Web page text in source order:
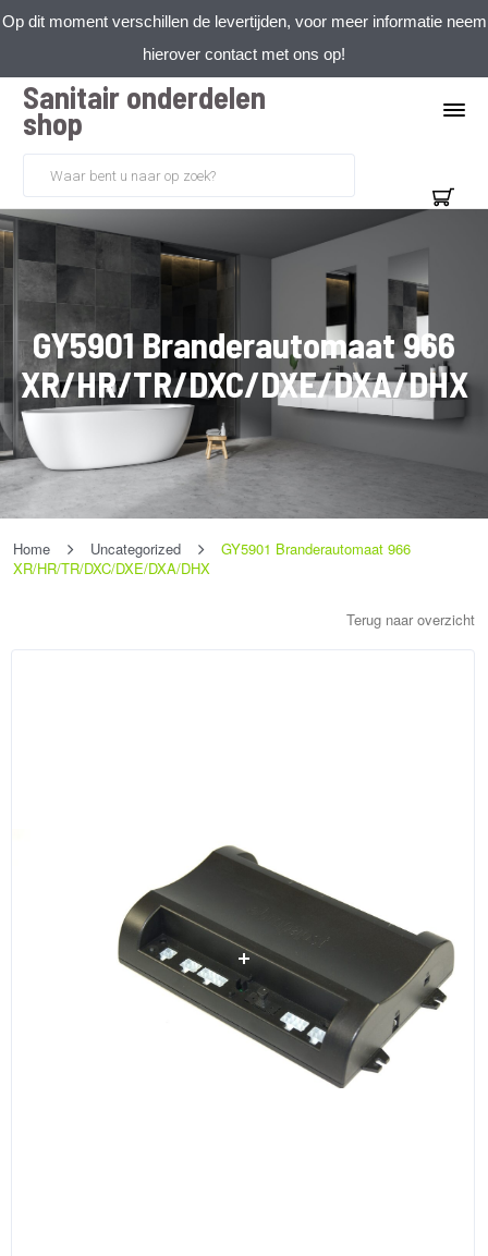
Op dit moment verschillen de levertijden, voor meer informatie neem
hierover contact met ons op!
Sanitair onderdelen
shop
GY5901 Branderautomaat 966
XR/HR/TR/DXC/DXE/DXA/DHX
Home Uncategorized
GY5901 Branderautomaat 966
XR/HR/TR/DXC/DXE/DXA/DHX
Terug naar overzicht